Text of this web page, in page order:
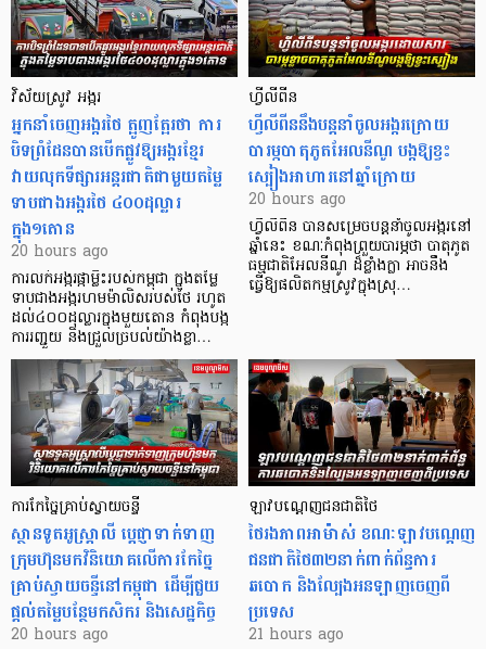
វិស័យស្រូវ អង្ករ
អ្នកនាំចេញអង្ករថៃ ត្អូញត្អែរថា ការ
បិទព្រំដែនបានបើកផ្លូវឱ្យអង្ករខ្មែរ
វាយលុកទីផ្សារអន្តរជាតិជាមួយតម្លៃ
ទាបជាងអង្ករថៃ ៤០០ដុល្លារ
ក្នុង១តោន
20 hours ago
ការលក់អង្ករផ្កាម្លិះរបស់កម្ពុជា ក្នុងតម្លៃ
ទាបជាងអង្ករហមម៉ាលិសរបស់ថៃ រហូត
ដល់៤០០ដុល្លារក្នុងមួយតោន កំពុងបង្ក
ការរញ្ជួយ និងជ្រួលច្របល់យ៉ាងខ្លា…
ហ្វីលីពីន
ហ្វីលីពីននឹងបន្តនាំចូលអង្ករក្រោយ
បារម្ភបាតុភូតអែលនីណូ បង្កឱ្យខ្វះ
ស្បៀងអាហារនៅឆ្នាំក្រោយ
20 hours ago
ហ្វីលីពីន បាន​សម្រេចបន្តនាំចូលអង្ករនៅ
ឆ្នាំនេះ ខណៈកំពុងព្រួយបារម្ភថា បាតុភូត
ធម្មជាតិអែលនីណូ ដ៏ខ្លាំងក្លា​ អាចនឹង
ធ្វើឱ្យផលិតកម្មស្រូវក្នុងស្រុ…
ការកែច្នៃគ្រាប់ស្វាយចន្ទី
ស្ថានទូតអូស្ត្រាលី ប្តេជ្ញាទាក់ទាញ
ក្រុមហ៊ុនមក​វិនិយោគលើការកែច្នៃ
គ្រាប់ស្វាយចន្ទីនៅកម្ពុជា ដើម្បីជួយ
ផ្តល់តម្លៃបន្ថែមកសិករ និងសេដ្ឋកិច្ច
20 hours ago
ឡាវបណ្តេញជនជាតិថៃ
ថៃរងភាពអាម៉ាស់ ខណៈឡាវបណ្តេញ
ជនជាតិថៃ៣២នាក់ពាក់ព័ន្ធការ
ឆបោក និងល្បែងអនឡាញចេញពី
ប្រទេស
21 hours ago